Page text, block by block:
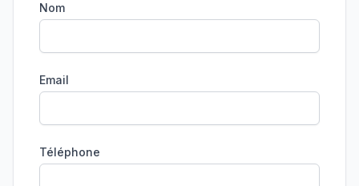
Nom
Email
Téléphone